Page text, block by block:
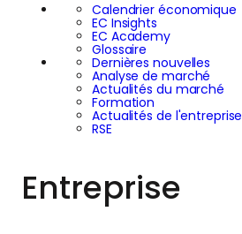
Calendrier économique
EC Insights
EC Academy
Glossaire
Dernières nouvelles
Analyse de marché
Actualités du marché
Formation
Actualités de l'entreprise
RSE
Entreprise